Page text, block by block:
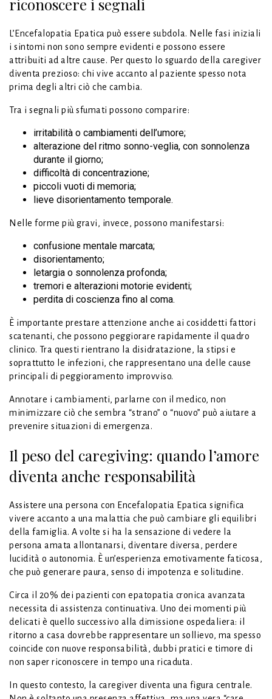
riconoscere i segnali
L’Encefalopatia Epatica può essere subdola. Nelle fasi iniziali
i sintomi non sono sempre evidenti e possono essere
attribuiti ad altre cause. Per questo lo sguardo della caregiver
diventa prezioso: chi vive accanto al paziente spesso nota
prima degli altri ciò che cambia.
Tra i segnali più sfumati possono comparire:
irritabilità o cambiamenti dell’umore;
alterazione del ritmo sonno-veglia, con sonnolenza
durante il giorno;
difficoltà di concentrazione;
piccoli vuoti di memoria;
lieve disorientamento temporale.
Nelle forme più gravi, invece, possono manifestarsi:
confusione mentale marcata;
disorientamento;
letargia o sonnolenza profonda;
tremori e alterazioni motorie evidenti;
perdita di coscienza fino al coma.
È importante prestare attenzione anche ai cosiddetti fattori
scatenanti, che possono peggiorare rapidamente il quadro
clinico. Tra questi rientrano la disidratazione, la stipsi e
soprattutto le infezioni, che rappresentano una delle cause
principali di peggioramento improvviso.
Annotare i cambiamenti, parlarne con il medico, non
minimizzare ciò che sembra “strano” o “nuovo” può aiutare a
prevenire situazioni di emergenza.
Il peso del caregiving: quando l’amore
diventa anche responsabilità
Assistere una persona con Encefalopatia Epatica significa
vivere accanto a una malattia che può cambiare gli equilibri
della famiglia. A volte si ha la sensazione di vedere la
persona amata allontanarsi, diventare diversa, perdere
lucidità o autonomia. È un’esperienza emotivamente faticosa,
che può generare paura, senso di impotenza e solitudine.
Circa il 20% dei pazienti con epatopatia cronica avanzata
necessita di assistenza continuativa. Uno dei momenti più
delicati è quello successivo alla dimissione ospedaliera: il
ritorno a casa dovrebbe rappresentare un sollievo, ma spesso
coincide con nuove responsabilità, dubbi pratici e timore di
non saper riconoscere in tempo una ricaduta.
In questo contesto, la caregiver diventa una figura centrale.